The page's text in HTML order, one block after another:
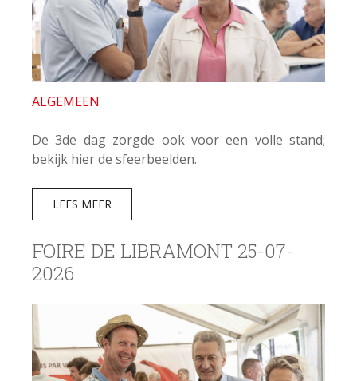
ALGEMEEN
De 3de dag zorgde ook voor een volle stand;
bekijk hier de sfeerbeelden.
LEES MEER
FOIRE DE LIBRAMONT 25-07-
2026